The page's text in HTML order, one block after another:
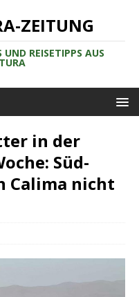
ZEITUNG
REISETIPPS AUS
in der
Süd-
Calima nicht